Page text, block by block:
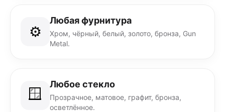
⚙️
Любая фурнитура
Хром, чёрный, белый, золото, бронза, Gun
Metal.
🪟
Любое стекло
Прозрачное, матовое, графит, бронза,
осветлённое.